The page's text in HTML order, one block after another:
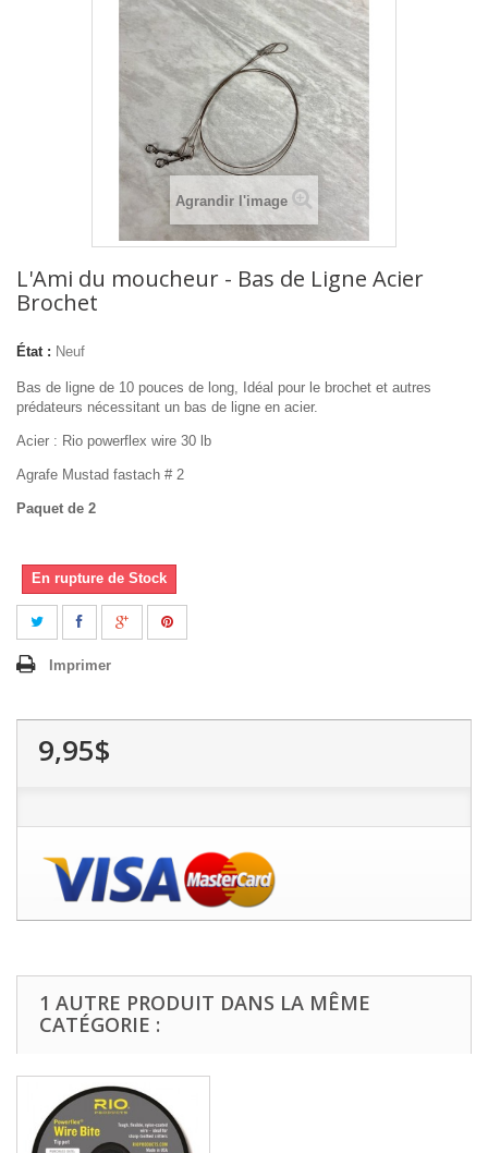
Agrandir l'image
L'Ami du moucheur - Bas de Ligne Acier
Brochet
État : Neuf
Bas de ligne de 10 pouces de long, Idéal pour le brochet et autres
prédateurs nécessitant un bas de ligne en acier.
Acier : Rio powerflex wire 30 lb
Agrafe Mustad fastach # 2
Paquet de 2
En rupture de Stock
Imprimer
9,95$
1 AUTRE PRODUIT DANS LA MÊME
CATÉGORIE :